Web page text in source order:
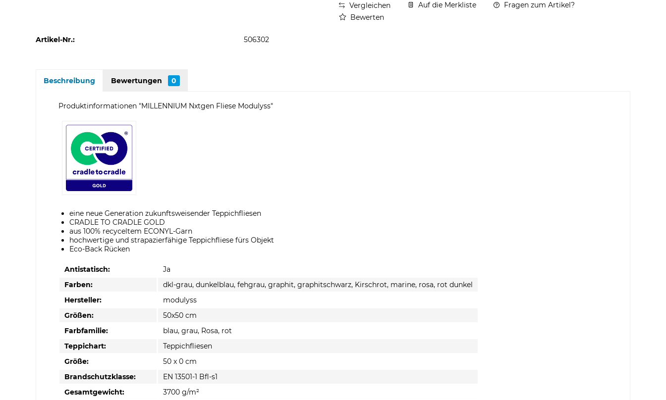
Vergleichen Auf die Merkliste
Fragen zum Artikel?
Bewerten
Artikel-Nr.: 506302
Beschreibung Bewertungen 0
Produktinformationen "MILLENNIUM Nxtgen Fliese Modulyss"
eine neue Generation zukunftsweisender Teppichfliesen
CRADLE TO CRADLE GOLD
aus 100% recyceltem ECONYL-Garn
hochwertige und strapazierfähige Teppichfliese fürs Objekt
Eco-Back Rücken
Antistatisch:
Ja
Farben:
dkl-grau, dunkelblau, fehgrau, graphit, graphitschwarz, Kirschrot, marine, rosa, rot dunkel
Hersteller:
modulyss
Größen:
50x50 cm
Farbfamilie:
blau, grau, Rosa, rot
Teppichart:
Teppichfliesen
Größe:
50 x 0 cm
Brandschutzklasse:
EN 13501-1 Bfl-s1
Gesamtgewicht:
3700 g/m²